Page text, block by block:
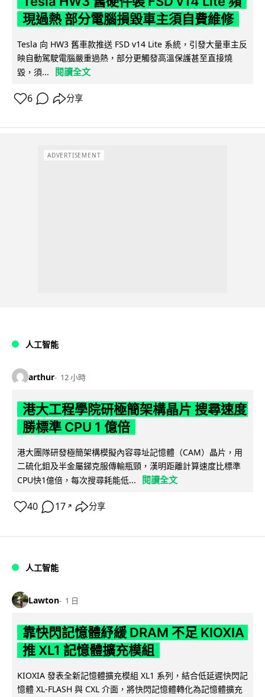
現過熱 部分電腦損毀車主須自費維修
Tesla 向 HW3 舊車款推送 FSD v14 Lite 系統，引發大量車主反
映自動駕駛電腦嚴重過熱，部分更觸發高溫保護甚至直接燒
毀，須...
閱讀全文
6 分享
ADVERTISEMENT
人工智能
arthur 12 小時
港大工程學院研極簡架構晶片 搜尋速度
勝標準 CPU 1 億倍
港大團隊研發極簡架構模擬內容尋址記憶體（CAM）晶片，用
二硫化鉬及半金屬銻克服傳輸瓶頸，漢明距離計算速度比標準
CPU快1億倍，每次搜尋耗能低...
閱讀全文
40 17 ↗ 分享
人工智能
Lawton 1 日
靠快閃記憶體紓緩 DRAM 不足 KIOXIA
推 XL1 記憶體擴充模組
KIOXIA 發表全新記憶體擴充模組 XL1 系列，結合低延遲快閃記
憶體 XL-FLASH 與 CXL 介面，將快閃記憶體轉化為記憶體擴充